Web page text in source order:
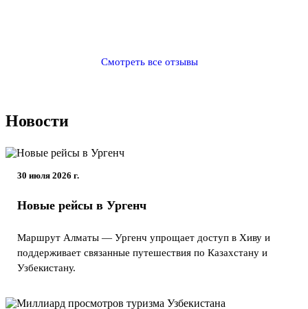
Смотреть все отзывы
Новости
30 июля 2026 г.
Новые рейсы в Ургенч
Маршрут Алматы — Ургенч упрощает доступ в Хиву и
поддерживает связанные путешествия по Казахстану и
Узбекистану.